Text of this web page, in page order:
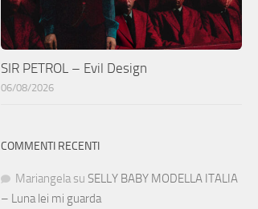
SIR PETROL – Evil Design
06/08/2026
COMMENTI RECENTI
Mariangela su SELLY BABY MODELLA ITALIA
– Luna lei mi guarda